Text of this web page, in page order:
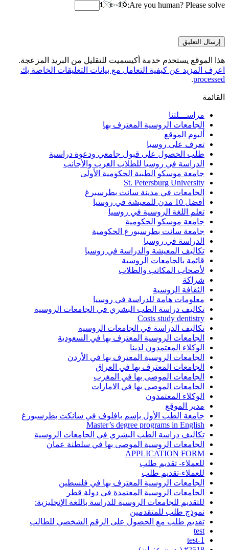
Are you human? Please solve:
هذا الموقع يستخدم خدمة أكيسميت للتقليل من البريد المزعجة.
اعرف المزيد عن كيفية التعامل مع بيانات التعليقات الخاصة بك
processed
.
القائمة
مراســـلتنا
الجامعات الروسية المعترف بها
ألبوم الموقع
تعرف على روسيا
طلب الحصول على قبول جامعي ودعوة دراسية
الدراسة في روسيا للطلاب العرب والأجانب
جامعة موسكو الطبية الحكومية الأولى
St. Petersburg University
الجامعات في مدينة سانت بطرسبرغ
أفضل 10 مدن للمعيشة في روسيا
تعلم اللغة الروسية في روسيا
جامعة موسكو الحكومية
جامعة سانت بطرسبورغ الحكومية
الدراسة في روسيا
تكاليف المعيشة والدراسة في روسيا
قائمة بالجامعات الروسية
لأصحاب المكاتب والطلاب
شراكة
الثقافة الروسية
معلومات هامة للدراسة في روسيا
تكاليف دراسة الطب البشري في الجامعات الروسية
Costs study dentistry
تكاليف الدراسة في الجامعات الروسية
الجامعات الروسية المعترف بها في السعودية
الوكلاء المعتمدون لدينا
الجامعات الروسية المعترف بها في الأردن
الجامعات المعترف بها في العراق
الجامعات الموصى بها في المغرب
الجامعات الموصى بها في الامارات
الوكلاء المعتمدون
مدير الموقع
جامعة الطب الأول بإسم بافلوف في سانكت بطرسبورغ
Master’s degree programs in English
تكاليف دراسة الطب البشري في الجامعات الروسية
الجامعات الروسية الموصى بها في سلطنة عمان
APPLICATION FORM
للعملاء- تقديم طلب
للعملاء-تقديم طلب
الجامعات الروسية المعترف بها في فلسطين
الجامعات الروسية المعتمدة في دولة قطر
للتقديم للجامعات الروسية للدراسة باللغة الإنجليزية:
نموذج طلب للمتقدمين
تقديم طلب مع الحصول على الرقم الشخصي للطالب
test
test-1